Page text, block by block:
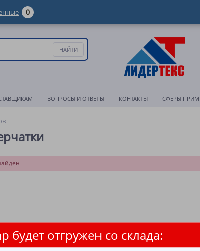
будет отгружен со склада:
ВОПРОСЫ И ОТВЕТЫ КОНТАКТЫ СФЕРЫ
0